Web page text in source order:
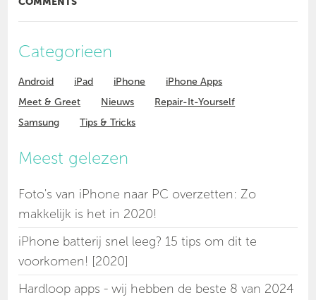
Categorieen
Android iPad iPhone
iPhone Apps
Meet & Greet
Nieuws
Repair-It-Yourself
Samsung
Tips & Tricks
Meest gelezen
Foto's van iPhone naar PC overzetten: Zo
makkelijk is het in 2020!
iPhone batterij snel leeg? 15 tips om dit te
voorkomen! [2020]
Hardloop apps - wij hebben de beste 8 van 2024